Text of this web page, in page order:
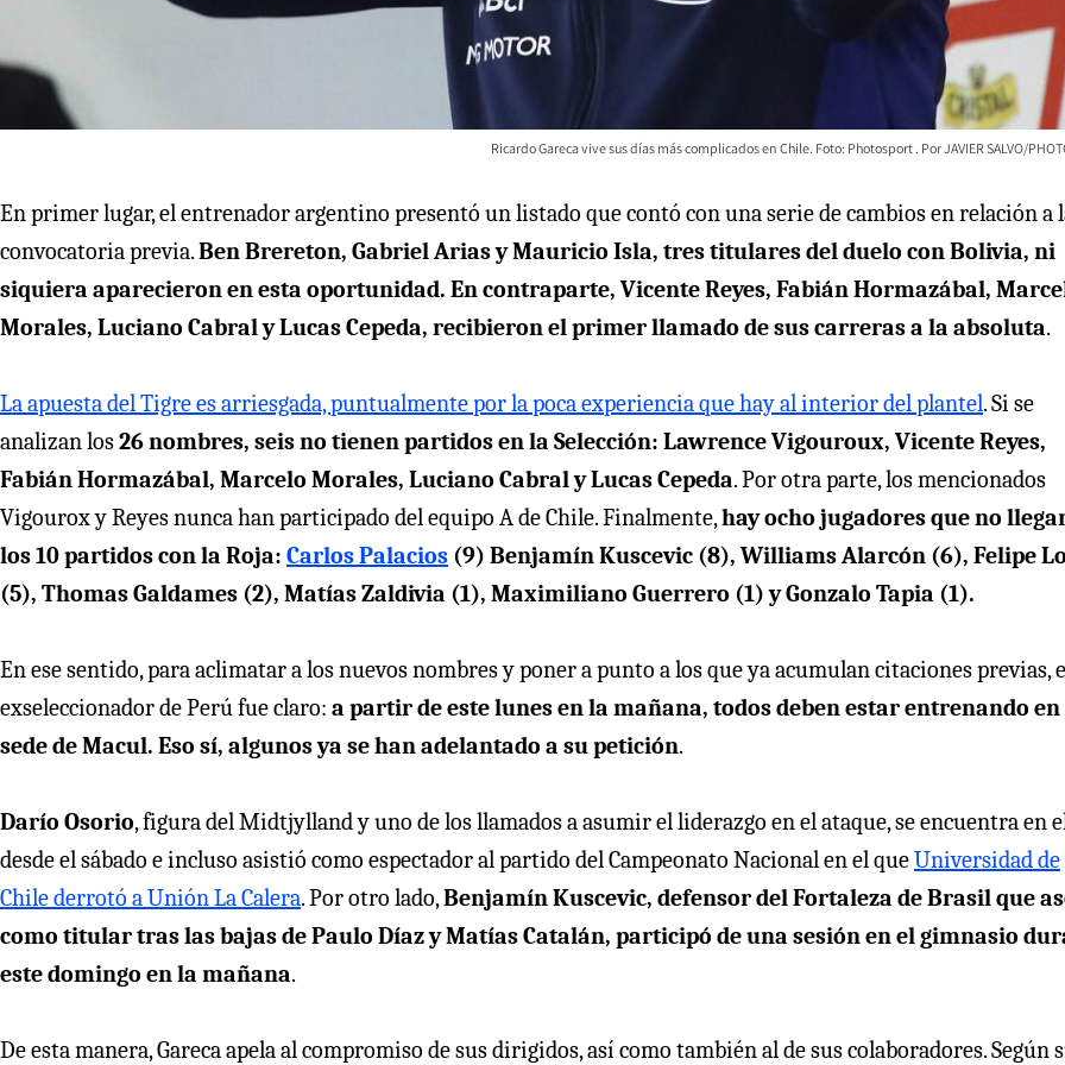
Ricardo Gareca vive sus días más complicados en Chile. Foto: Photosport JAVIER SALVO/
En primer lugar, el entrenador argentino presentó un listado que contó con una serie de cambios en relación a
convocatoria previa.Ben Brereton, Gabriel Arias y Mauricio Isla, tres titulares del duelo con Bolivia, ni
siquiera aparecieron en esta oportunidad. En contraparte, Vicente Reyes, Fabián Hormazábal,
Morales, Luciano Cabral y Lucas Cepeda, recibieron el primer llamado de sus carreras a la absoluta.
La apuesta del Tigre es arriesgada, puntualmente por la poca experiencia que hay al interior del plantel. Si se
analizan los26 nombres, seis no tienen partidos en la Selección: Lawrence Vigouroux, Vicente Reyes,
Fabián Hormazábal, Marcelo Morales, Luciano Cabral y Lucas Cepeda. Por otra parte, los mencionados
Vigourox y Reyes nunca han participado del equipo A de Chile. Finalmente,hay ocho jugadores que no
los 10 partidos con la Roja: Carlos Palacios (9) Benjamín Kuscevic (8), Williams Alarcón (6), Felipe
(5), Thomas Galdames (2), Matías Zaldivia (1), Maximiliano Guerrero (1) y Gonzalo Tapia (1).
En ese sentido, para aclimatar a los nuevos nombres y poner a punto a los que ya acumulan citaciones previas,
exseleccionador de Perú fue claro: a partir de este lunes en la mañana, todos deben estar entrenando en
sede de Macul. Eso sí, algunos ya se han adelantado a su petición.
Darío Osorio, figura del Midtjylland y uno de los llamados a asumir el liderazgo en el ataque, se encuentra en
desde el sábado e incluso asistió como espectador al partido del Campeonato Nacional en el queUniversidad de
Chile derrotó a Unión La Calera. Por otro lado,Benjamín Kuscevic, defensor del Fortaleza de Brasil que
como titular tras las bajas de Paulo Díaz y Matías Catalán, participó de una sesión en el gimnasio
este domingo en la mañana.
De esta manera, Gareca apela al compromiso de sus dirigidos, así como también al de sus colaboradores. Según